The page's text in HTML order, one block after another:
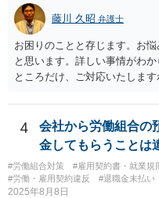
に全ての分野を対象にして考
ないと，相談内容によって，
ます。 組合員の相談について
とができるのかも検討要素の
藤川 久昭 弁護士
お困りのことと存じます。お
と思います。詳しい事情がわ
ところだけ、ご対応いたしま
限らないです。損害賠償請求
が容易ではないと思われます
間満了による退職・解雇につ
法的責任をきちんと追及され
り詳しく、上記に関係した法
に正確に分析してもらい、今
4
会社から労働組合の
金してもらうことは
#労働組合対策 #雇用契約書・就業規
#労働・雇用契約違反
#退職金未払い
2025年8月8日